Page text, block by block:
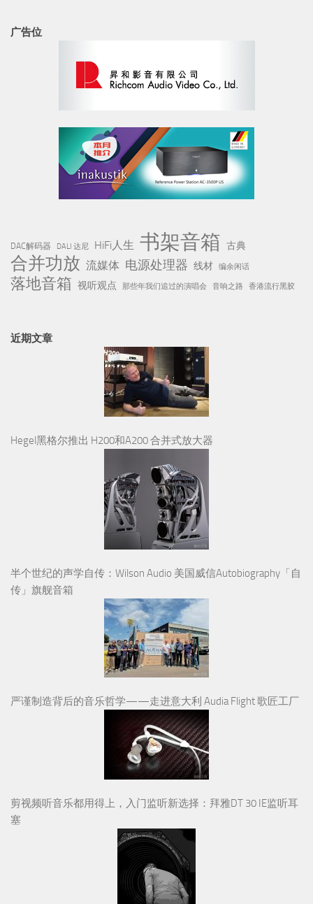
广告位
DAC解码器 DALI 达尼 HiFi人生 书架音箱 古典
合并功放 流媒体 电源处理器 线材 编余闲话
落地音箱 视听观点 那些年我们追过的演唱会 音响之路 香港流行黑胶
近期文章
Hegel黑格尔推出 H200和A200 合并式放大器
半个世纪的声学自传：Wilson Audio 美国威信Autobiography「自
传」旗舰音箱
严谨制造背后的音乐哲学——走进意大利 Audia Flight 歌匠工厂
剪视频听音乐都用得上，入门监听新选择：拜雅DT 30 IE监听耳
塞